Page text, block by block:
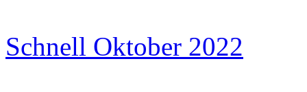
Schnell Oktober 2022